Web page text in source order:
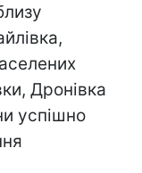
Дронівка
успішно